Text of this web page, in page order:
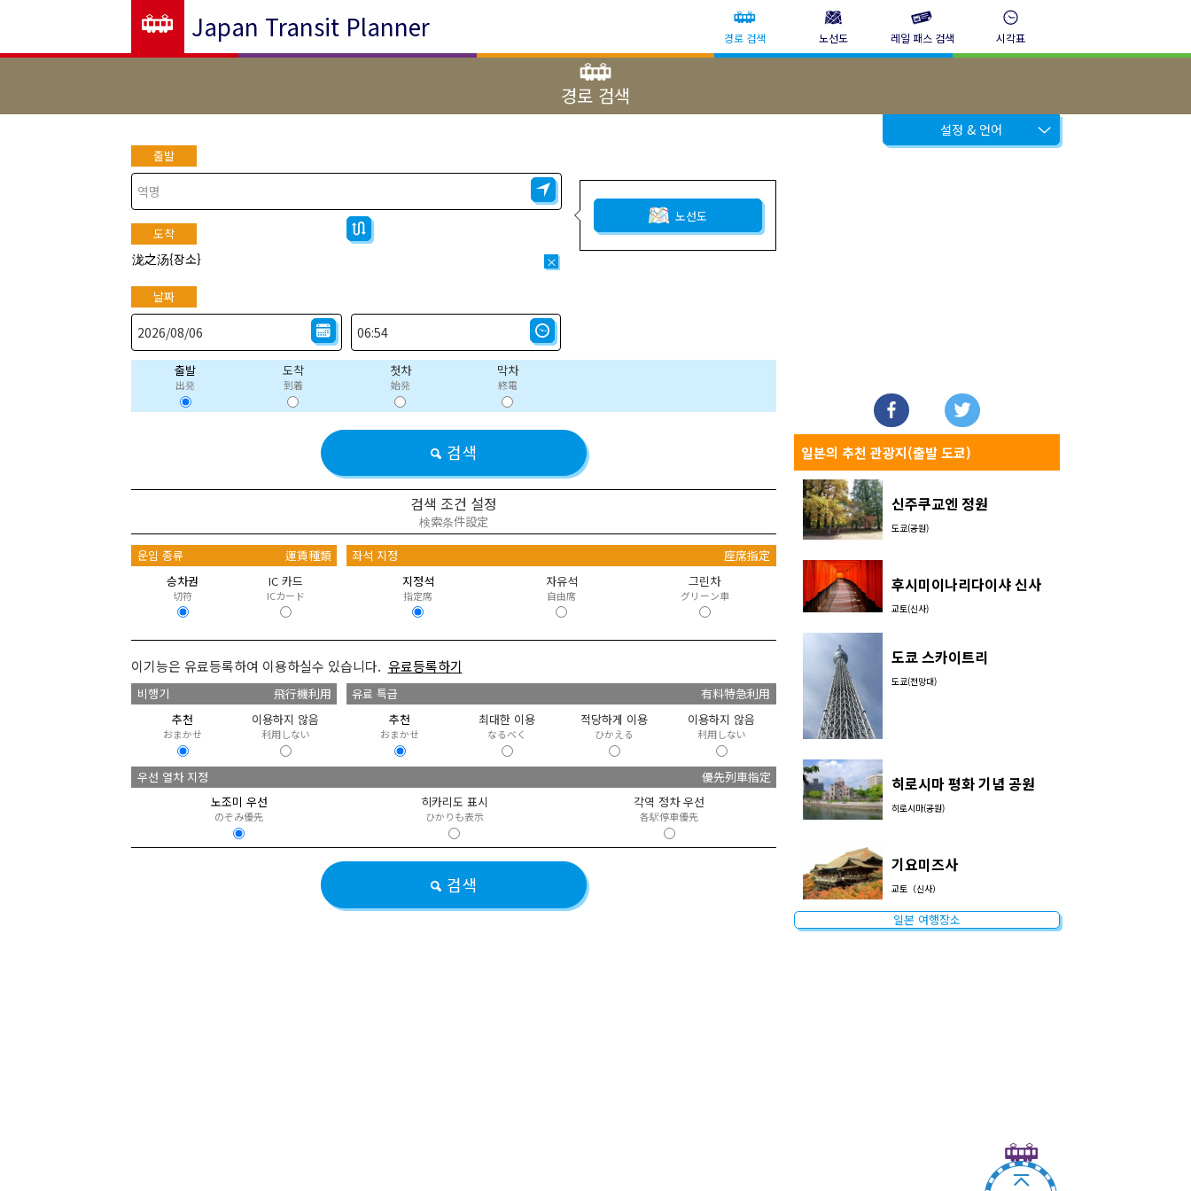
Japan Transit Planner 경로 검색 노선도 레일 패스 검색 시각표
경로 검색
설정 & 언어
출발
도착
泷之汤{장소} ×
노선도
날짜
출발
出発
도착
到着
첫차
始発
막차
終電
검색
검색 조건 설정
検索条件設定
운임 종류
運賃種類
승차권
切符
IC 카드
ICカード
좌석 지정
座席指定
지정석
指定席
자유석
自由席
그린차
グリーン車
이기능은 유료등록하여 이용하실수 있습니다. 유료등록하기
비행기
飛行機利用
추천
おまかせ
이용하지 않음
利用しない
유료 특급
有料特急利用
추천
おまかせ
최대한 이용
なるべく
적당하게 이용
ひかえる
이용하지 않음
利用しない
우선 열차 지정
優先列車指定
노조미 우선
のぞみ優先
히카리도 표시
ひかりも表示
각역 정차 우선
各駅停車優先
검색
일본의 추천 관광지(출발 도쿄)
신주쿠교엔 정원
도쿄(공원)
후시미이나리다이샤 신사
교토(신사)
도쿄 스카이트리
도쿄(전망대)
히로시마 평화 기념 공원
히로시마(공원)
기요미즈사
교토（신사）
일본 여행장소